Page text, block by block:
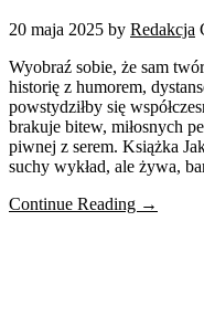
20 maja 2025 by Redakcja
Wyobraź sobie, że sam
historię z humorem,
powstydziłby się
brakuje bitew, miłosnych
piwnej z serem. Książka
suchy wykład, ale żywa,
Continue Reading →